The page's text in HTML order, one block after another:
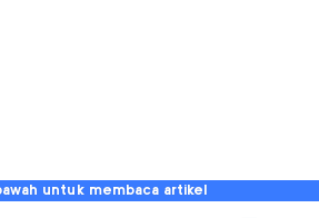
untuk membaca artikel